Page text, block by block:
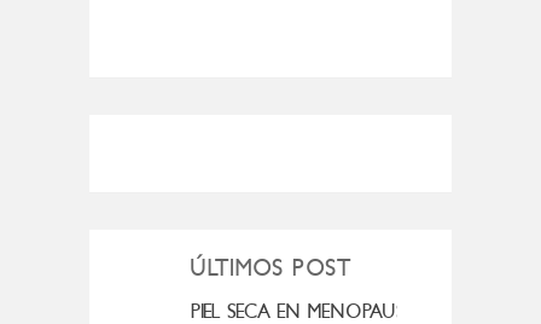
ÚLTIMOS POST
PIEL SECA EN MENOPAUSIA